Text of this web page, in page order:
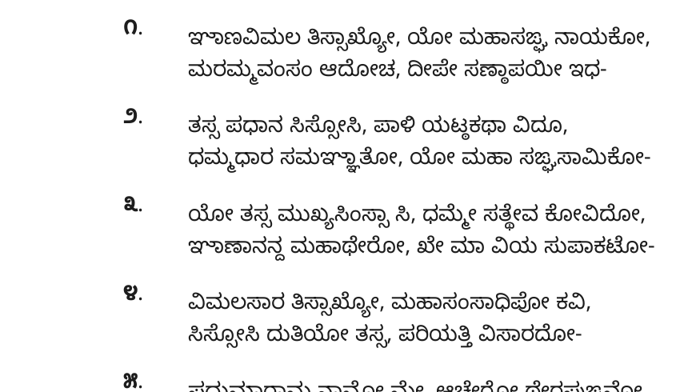
೧.
ಞಾಣವಿಮಲ ತಿಸ್ಸಾಖ್ಯೋ, ಯೋ ಮಹಾಸಙ್ಘ ನಾಯಕೋ,
ಮರಮ್ಮವಂಸಂ ಆದೋಚ, ದೀಪೇ ಸಣ್ಠಾಪಯೀ ಇಧ-
೨.
ತಸ್ಸ ಪಧಾನ ಸಿಸ್ಸೋಸಿ, ಪಾಳಿ ಯಟ್ಠಕಥಾ ವಿದೂ,
ಧಮ್ಮಧಾರ ಸಮಞ್ಞಾತೋ, ಯೋ ಮಹಾ ಸಙ್ಘಸಾಮಿಕೋ-
೩.
ಯೋ ತಸ್ಸ ಮುಖ್ಯಸಿಂಸ್ಸಾ ಸಿ, ಧಮ್ಮೇ ಸತ್ಥೇವ ಕೋವಿದೋ,
ಞಾಣಾನನ್ದ ಮಹಾಥೇರೋ, ಖೇ ಮಾ ವಿಯ ಸುಪಾಕಟೋ-
೪.
ವಿಮಲಸಾರ ತಿಸ್ಸಾಖ್ಯೋ, ಮಹಾಸಂಸಾಧಿಪೋ ಕವಿ,
ಸಿಸ್ಸೋಸಿ ದುತಿಯೋ ತಸ್ಸ, ಪರಿಯತ್ತಿ ವಿಸಾರದೋ-
೫.